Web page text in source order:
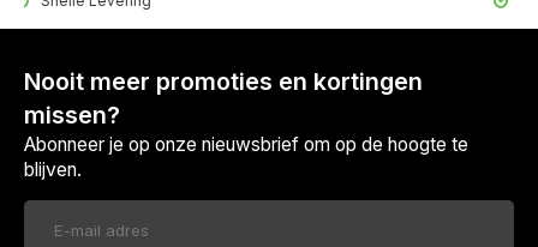
Nooit meer promoties en kortingen
missen?
Abonneer je op onze nieuwsbrief om op de hoogte te
blijven.